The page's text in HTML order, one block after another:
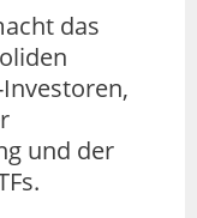
das
und der